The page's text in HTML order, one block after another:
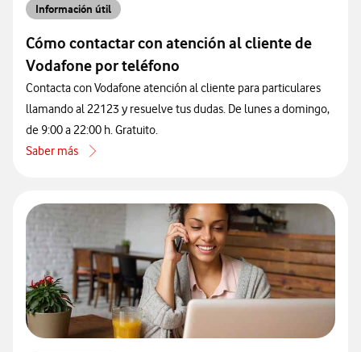
Información útil
Cómo contactar con atención al cliente de
Vodafone por teléfono
Contacta con Vodafone atención al cliente para particulares
llamando al 22123 y resuelve tus dudas. De lunes a domingo,
de 9:00 a 22:00 h. Gratuito.
Saber más
acerca de Cómo contactar con atención al cliente de Vodafone